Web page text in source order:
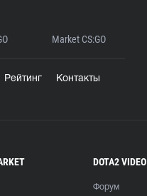
Market CS:GO
Рейтинг Контакты
DOTA2 VIDEO
Форум